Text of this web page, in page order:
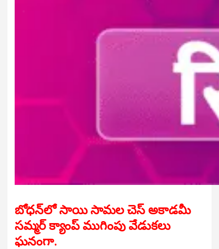
బోధన్‌లో సాయి సామల చెస్ అకాడమీ
సమ్మర్ క్యాంప్ ముగింపు వేడుకలు
ఘనంగా.